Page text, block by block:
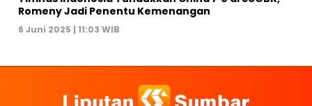
Romeny Jadi Penentu Kemenangan
6 Juni 2025 | 11:03 WIB